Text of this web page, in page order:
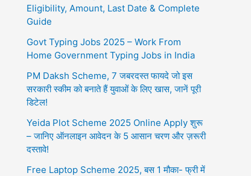
Eligibility, Amount, Last Date & Complete
Guide
Govt Typing Jobs 2025 – Work From
Home Government Typing Jobs in India
PM Daksh Scheme, 7 जबरदस्त फायदे जो इस
सरकारी स्कीम को बनाते हैं युवाओं के लिए खास, जानें पूरी
डिटेल!
Yeida Plot Scheme 2025 Online Apply शुरू
– जानिए ऑनलाइन आवेदन के 5 आसान चरण और ज़रूरी
दस्तावे!
Free Laptop Scheme 2025, बस 1 मौका- फ्री में